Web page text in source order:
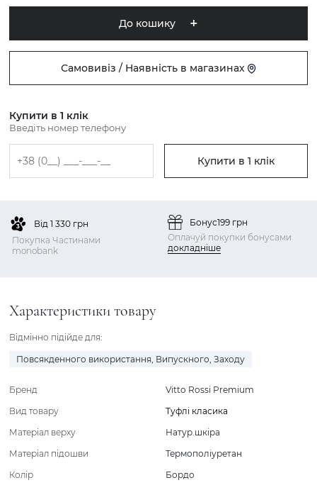
До кошику
Самовивіз / Наявність в магазинах
Купити в 1 клік
Введіть номер телефону
Купити в 1 клік
Від 1 330 грн
Покупка Частинами
monobank
Бонус199 грн
Оплачуй покупки бонусами
докладніше
Характеристики товару
Відмінно підійде для:
Повсякденного використання, Випускного, Заходу
Бренд
Vitto Rossi Premium
Вид товару
Туфлі класика
Матеріал верху
Натур.шкіра
Матеріал підошви
Термополіуретан
Колір
Бордо